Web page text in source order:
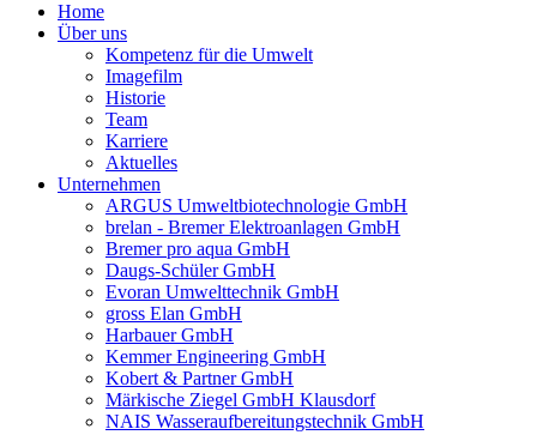
Home
Über uns
Kompetenz für die Umwelt
Imagefilm
Historie
Team
Karriere
Aktuelles
Unternehmen
ARGUS Umweltbiotechnologie GmbH
brelan - Bremer Elektroanlagen GmbH
Bremer pro aqua GmbH
Daugs-Schüler GmbH
Evoran Umwelt­technik GmbH
gross Elan GmbH
Harbauer GmbH
Kemmer Engineering GmbH
Kobert & Partner GmbH
Märkische Ziegel GmbH Klausdorf
NAIS Wasseraufbereitungstechnik GmbH